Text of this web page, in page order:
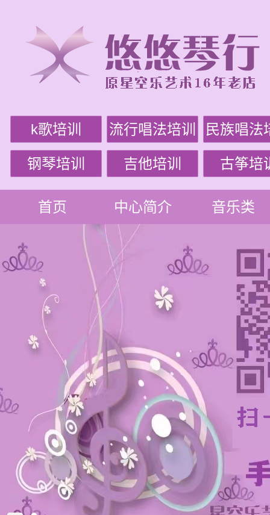
k歌培训 流行唱法培训 民族唱法
钢琴培训 吉他培训 古筝培
首页 中心简介 音乐类